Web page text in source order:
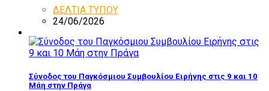
ΔΕΛΤΙΑ ΤΥΠΟΥ
24/06/2026
Σύνοδος του Παγκόσμιου Συμβουλίου Ειρήνης στις 9 και 10
Μάη στην Πράγα